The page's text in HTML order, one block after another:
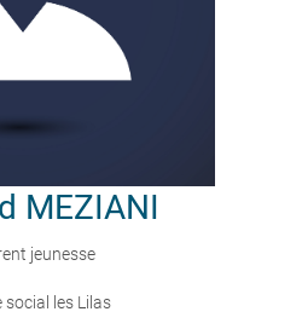
MEZIANI
jeunesse
social les Lilas